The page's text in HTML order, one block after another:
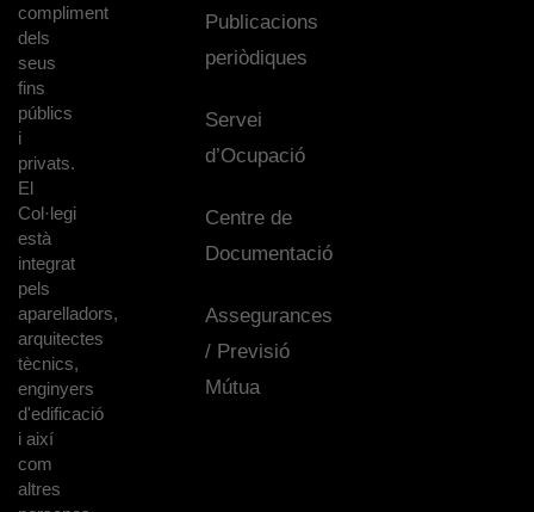
compliment
dels
seus
fins
públics
i
privats.
El
Col·legi
està
integrat
pels
aparelladors,
arquitectes
tècnics,
enginyers
d'edificació
i així
com
altres
Publicacions
periòdiques
Servei
d’Ocupació
Centre de
Documentació
Assegurances
/ Previsió
Mútua